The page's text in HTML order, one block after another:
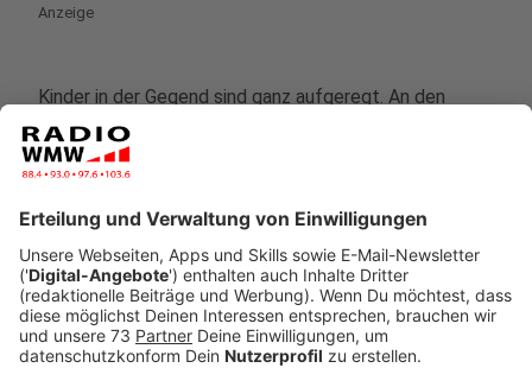
Anzeige
Kinder in der Gegend sind ganz aufgeregt. An den
Lüntener Fischteichen ist ein Seeadler gesichtet
worden. Mit einer Spannweite von knapp 2 einhalb
Metern sind Seeadler sehr imposante Tiere, die hier
bei uns regelmäßig auf Futtersuche gehen, sagt
Aber: es ist nicht nur einer, hat sie uns erzählt.
"Es ist nicht nur ein Seeadler gerade in den
letzten Wochen gesehen worden, sondern es